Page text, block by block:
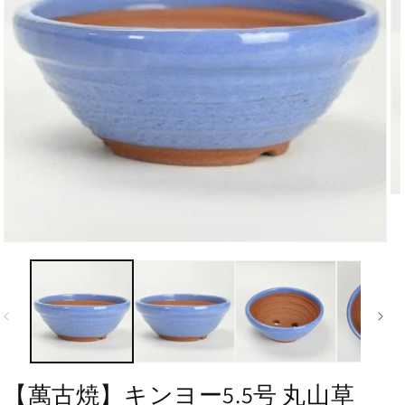
【萬古焼】キンヨー5.5号 丸山草